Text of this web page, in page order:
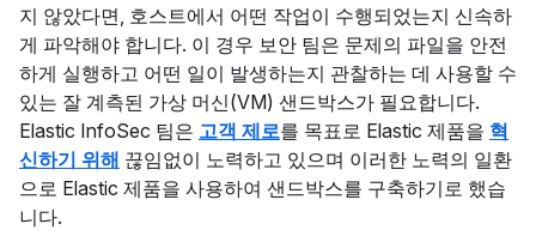
지 않았다면, 호스트에서 어떤 작업이 수행되었는지 신속하
게 파악해야 합니다. 이 경우 보안 팀은 문제의 파일을 안전
하게 실행하고 어떤 일이 발생하는지 관찰하는 데 사용할 수
있는 잘 계측된 가상 머신(VM) 샌드박스가 필요합니다.
Elastic InfoSec 팀은 고객 제로를 목표로 Elastic 제품을 혁
신하기 위해 끊임없이 노력하고 있으며 이러한 노력의 일환
으로 Elastic 제품을 사용하여 샌드박스를 구축하기로 했습
니다.